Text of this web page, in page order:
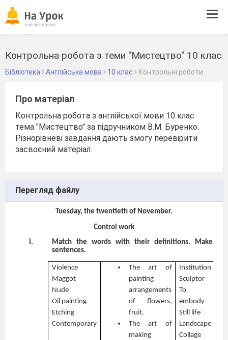
Контрольна робота з теми "Мистецтво" 10 клас
Бібліотека Англійська мова 10 клас Контрольні роботи
Про матеріал
Контрольна робота з англійської мови 10 клас
тема "Мистецтво" за підручником В.М. Буренко.
Різнорівневі завдання дають змогу перевірити
засвоєний матеріал.
Перегляд файлу
Tuesday, the twentieth of November.
Control work
Match the words with their definitions. Make
sentences.
Violence
Maggot
Nude
Oil painting
Etching
Contemporary
The art of
painting
arrangements
of flowers,
fruit.
The art of
making
Institution
Sculptor
To
embody
Still life
Landscape
Collage